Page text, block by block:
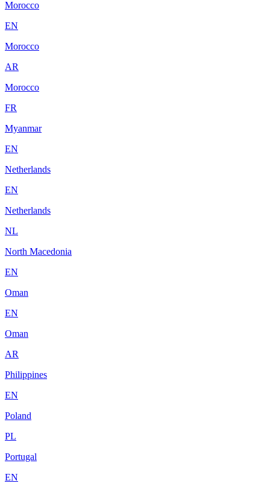
Morocco
EN
Morocco
AR
Morocco
FR
Myanmar
EN
Netherlands
EN
Netherlands
NL
North Macedonia
EN
Oman
EN
Oman
AR
Philippines
EN
Poland
PL
Portugal
EN